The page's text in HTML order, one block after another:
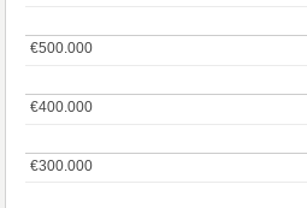
€300.000
€300.000
€400.000
€400.000
€500.000
€500.000